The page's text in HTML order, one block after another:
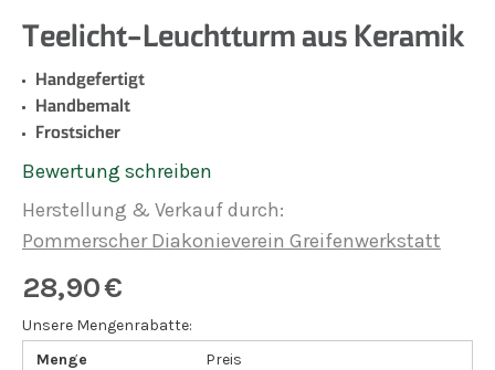
Teelicht-Leuchtturm aus Keramik
Handgefertigt
Handbemalt
Frostsicher
Bewertung schreiben
Herstellung & Verkauf durch:
Pommerscher Diakonieverein Greifenwerkstatt
28,90€
Unsere Mengenrabatte:
Menge
Preis